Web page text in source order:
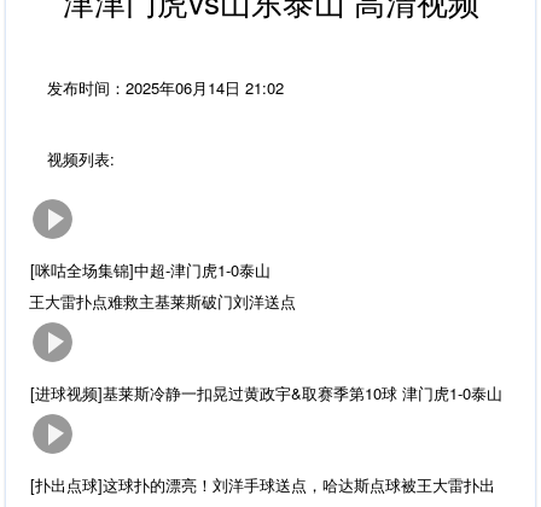
发布时间：2025年06月14日 21:02
视频列表:
[咪咕全场集锦]中超-津门虎1-0泰山
王大雷扑点难救主基莱斯破门刘洋送点
[进球视频]基莱斯冷静一扣晃过黄政宇&取赛季第10球 津门虎1-0泰山
[扑出点球]这球扑的漂亮！刘洋手球送点，哈达斯点球被王大雷扑出